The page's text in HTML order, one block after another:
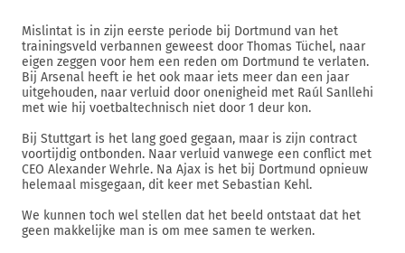
Mislintat is in zijn eerste periode bij Dortmund van het
trainingsveld verbannen geweest door Thomas Tüchel, naar
eigen zeggen voor hem een reden om Dortmund te verlaten.
Bij Arsenal heeft ie het ook maar iets meer dan een jaar
uitgehouden, naar verluid door onenigheid met Raúl Sanllehi
met wie hij voetbaltechnisch niet door 1 deur kon.
Bij Stuttgart is het lang goed gegaan, maar is zijn contract
voortijdig ontbonden. Naar verluid vanwege een conflict met
CEO Alexander Wehrle. Na Ajax is het bij Dortmund opnieuw
helemaal misgegaan, dit keer met Sebastian Kehl.
We kunnen toch wel stellen dat het beeld ontstaat dat het
geen makkelijke man is om mee samen te werken.